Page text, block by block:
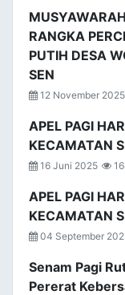
RANGKA
PUTIH DESA
SEN
12 November 2025
APEL PAGI
KECAMATAN
16 Juni 2025
APEL PAGI
KECAMATAN
04 September
Senam Pagi
Pererat